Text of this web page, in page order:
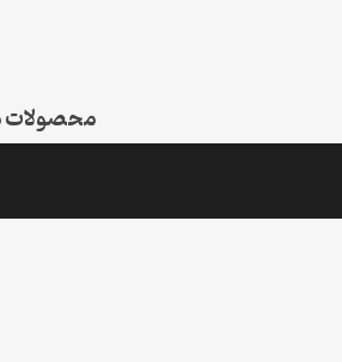
محصولات